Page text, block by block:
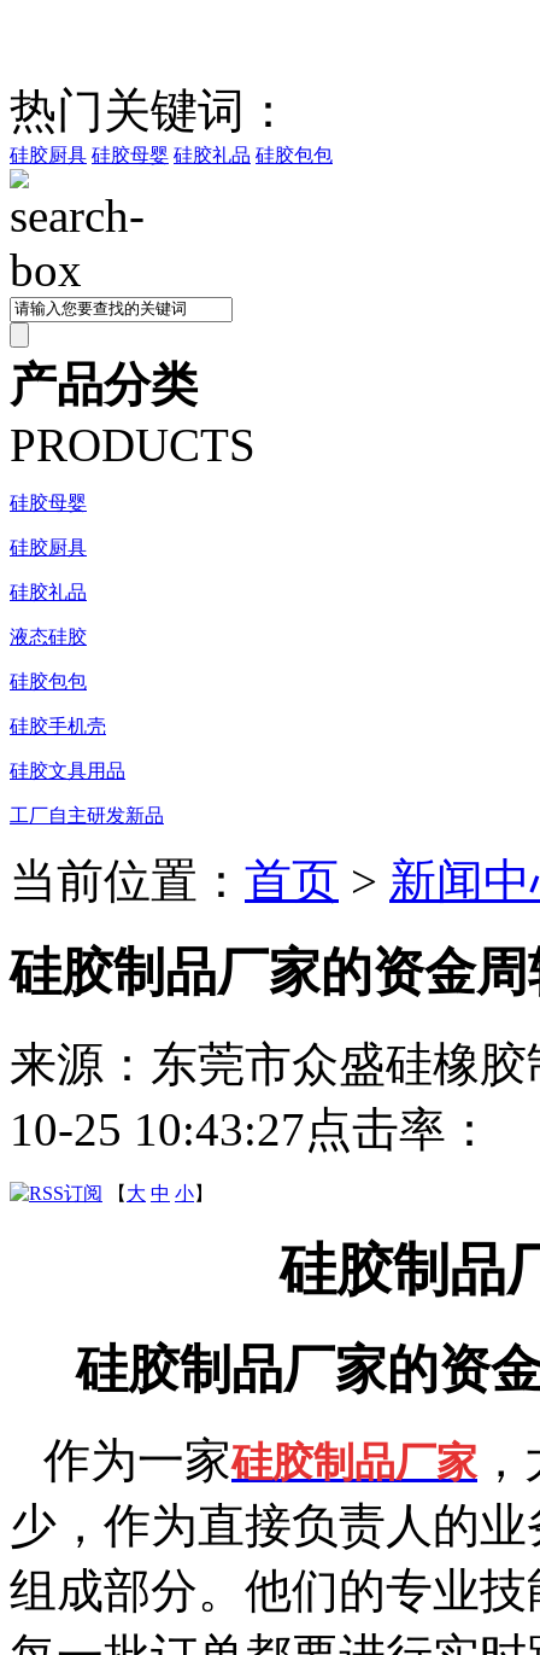
热门关键词：
硅胶厨具 硅胶母婴 硅胶礼品 硅胶包包
产品分类
PRODUCTS
硅胶母婴
硅胶厨具
硅胶礼品
液态硅胶
硅胶包包
硅胶手机壳
硅胶文具用品
工厂自主研发新品
当前位置： 首页 > 新闻
硅胶制品厂家的资金周
来源：东莞市众盛硅橡
10-25 10:43:27点击率：
【 大 中 小】
硅胶制品
硅胶制品厂家的资
作为一家硅胶制品厂家
少，作为直接负责人的
组成部分。他们的专业